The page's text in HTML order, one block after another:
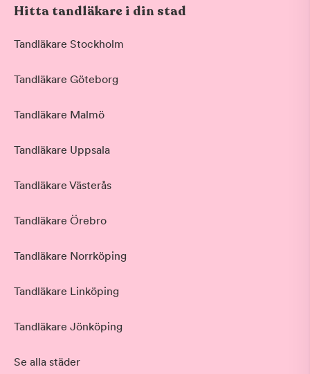
Hitta tandläkare i din stad
Tandläkare Stockholm
Tandläkare Göteborg
Tandläkare Malmö
Tandläkare Uppsala
Tandläkare Västerås
Tandläkare Örebro
Tandläkare Norrköping
Tandläkare Linköping
Tandläkare Jönköping
Se alla städer